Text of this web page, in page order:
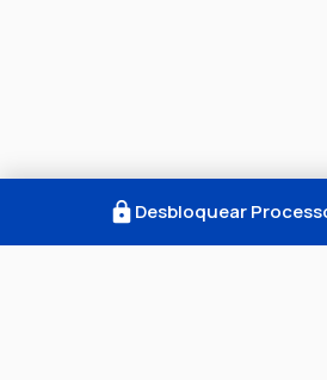
Desbloquear